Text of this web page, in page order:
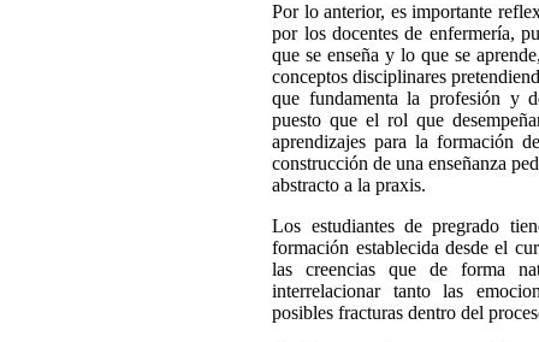
Por lo anterior, es importante
por los docentes de enfermería,
que se enseña y lo que se
conceptos disciplinares
que fundamenta la profesión y
puesto que el rol que
aprendizajes para la formación
construcción de una enseñanza
abstracto a la praxis.
Los estudiantes de pregrado
formación establecida desde el
las creencias que de forma
interrelacionar tanto las
posibles fracturas dentro del